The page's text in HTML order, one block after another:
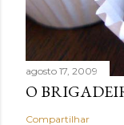
agosto 17, 2009
O
Compartilhar